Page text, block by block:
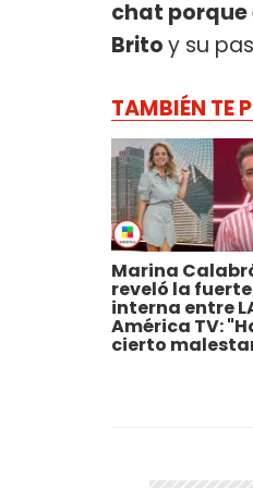
chat
Britoy su
TAMBIÉN TE
Marina
reveló la fuerte
interna entre
América TV:
cierto